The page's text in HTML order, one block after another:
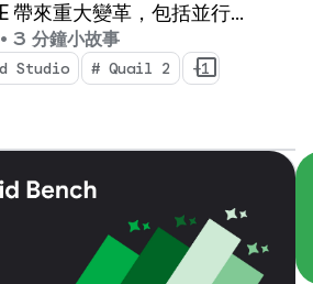
帶來重大變革，包括並行
原生整合的記憶體流失剖析，
機修正功能。
• 3 分鐘小故事
Studio # Quail 2 +1